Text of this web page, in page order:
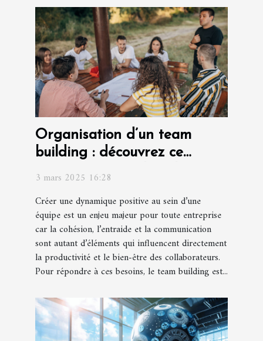
Organisation d’un team
building : découvrez ce
3 mars 2025 16:28
Créer une dynamique positive au sein d’une
équipe est un enjeu majeur pour toute entreprise
car la cohésion, l’entraide et la communication
sont autant d’éléments qui influencent directement
la productivité et le bien-être des collaborateurs.
Pour répondre à ces besoins, le team building est...